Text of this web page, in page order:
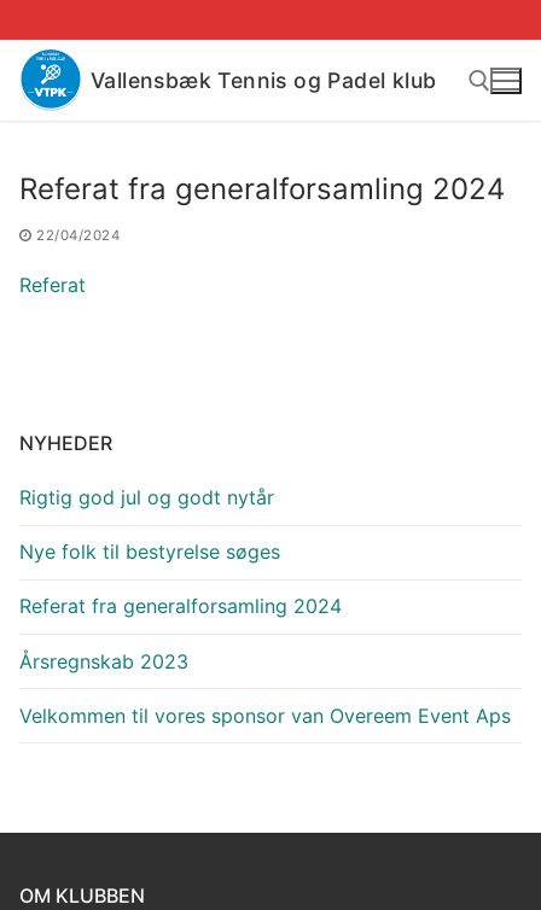
til
indhold
Vallensbæk Tennis og Padel klub
Søg efter:
Referat fra generalforsamling 2024
22/04/2024
Referat
NYHEDER
Rigtig god jul og godt nytår
Nye folk til bestyrelse søges
Referat fra generalforsamling 2024
Årsregnskab 2023
Velkommen til vores sponsor van Overeem Event Aps
OM KLUBBEN